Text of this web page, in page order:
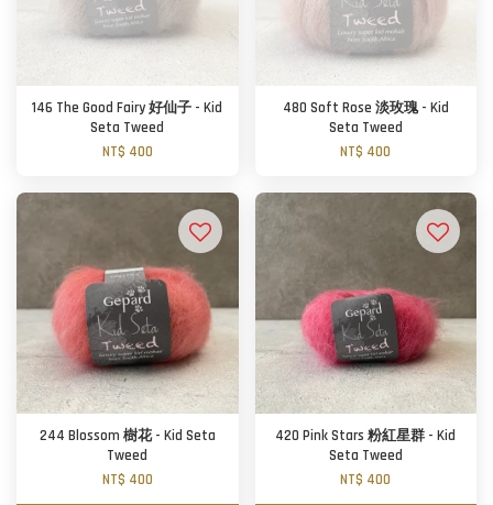
146 The Good Fairy 好仙子 - Kid
Seta Tweed
NT$ 400
480 Soft Rose 淡玫瑰 - Kid
Seta Tweed
NT$ 400
244 Blossom 樹花 - Kid Seta
Tweed
NT$ 400
420 Pink Stars 粉紅星群 - Kid
Seta Tweed
NT$ 400